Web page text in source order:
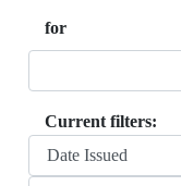
for
Current filters: